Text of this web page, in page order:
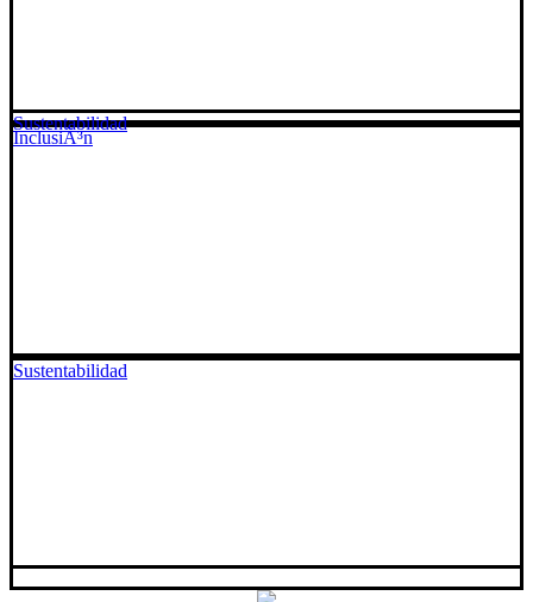
InclusiÃ³n
Sustentabilidad
Sustentabilidad